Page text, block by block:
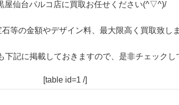
屋仙台パルコ店に買取お任せください(^▽^)/
等の金額やデザイン料、最大限高く買取致し
下記に掲載しておきますので、是非チェックし
[table id=1 /]